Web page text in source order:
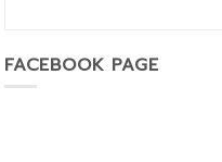
FACEBOOK PAGE